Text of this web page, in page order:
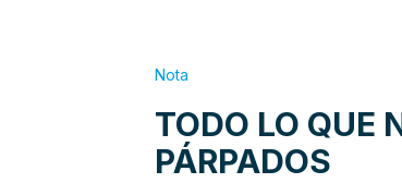
Nota
TODO LO QUE
PÁRPADOS